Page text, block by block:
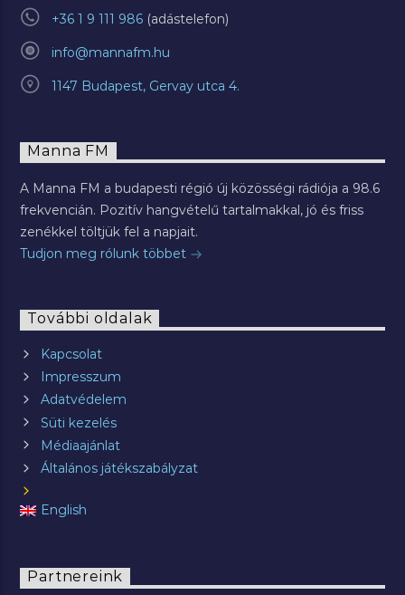
+36 1 9 111 986
info@mannafm.hu
1147 Budapest, Gervay utca 4.
Manna FM
A Manna FM a budapesti régió új közösségi rádiója a 98.6
frekvencián. Pozitív hangvételű tartalmakkal, jó és friss
zenékkel töltjük fel a napjait.
Tudjon meg rólunk többet
További oldalak
Kapcsolat
Impresszum
Adatvédelem
Süti kezelés
Médiaajánlat
Általános játékszabályzat
English
Partnereink